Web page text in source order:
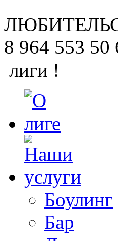
8 964 553 50
лиги !
Боулинг
Бар